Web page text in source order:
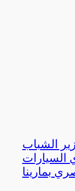
الشباب
السيارات
بمارينا